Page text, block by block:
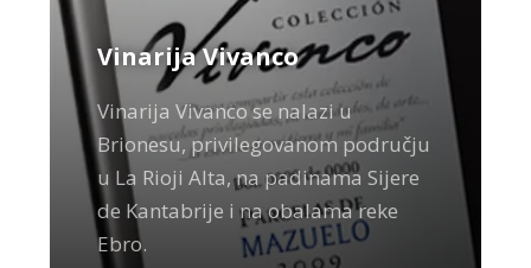
Vinarija Vivanco
Vinarija Vivanco se nalazi u
Brionesu, privilegovanom području
u La Rioji Alta, na padinama Sijere
de Kantabrije i na obalama reke
Ebro.